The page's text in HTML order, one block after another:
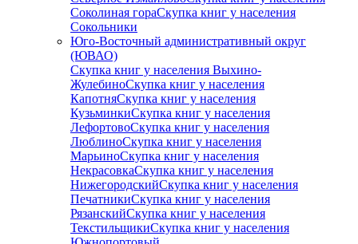
Соколиная гораСкупка книг у населения
Сокольники
Юго-Восточный административный округ
(ЮВАО)
Скупка книг у населения Выхино-
ЖулебиноСкупка книг у населения
КапотняСкупка книг у населения
КузьминкиСкупка книг у населения
ЛефортовоСкупка книг у населения
ЛюблиноСкупка книг у населения
МарьиноСкупка книг у населения
НекрасовкаСкупка книг у населения
НижегородскийСкупка книг у населения
ПечатникиСкупка книг у населения
РязанскийСкупка книг у населения
ТекстильщикиСкупка книг у населения